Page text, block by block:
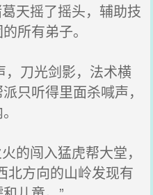
天摇了摇头，辅助技
所有弟子。
刀光剑影，法术横
只听得里面杀喊声，
的闯入猛虎帮大堂，
北方向的山岭发现有